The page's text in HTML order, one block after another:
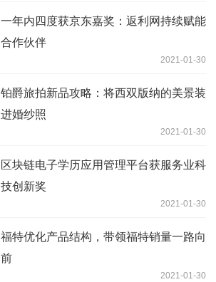
一年内四度获京东嘉奖：返利网持续赋能
合作伙伴
2021-01-30
铂爵旅拍新品攻略：将西双版纳的美景装
进婚纱照
2021-01-30
区块链电子学历应用管理平台获服务业科
技创新奖
2021-01-30
福特优化产品结构，带领福特销量一路向
前
2021-01-30